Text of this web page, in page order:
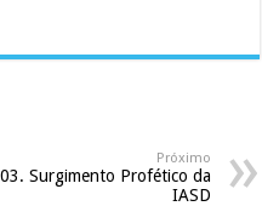
Próximo
03. Surgimento Profético da
IASD